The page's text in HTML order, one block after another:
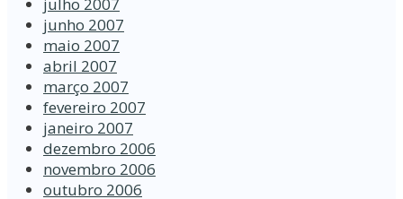
junho 2007
maio 2007
abril 2007
março 2007
fevereiro 2007
janeiro 2007
dezembro 2006
novembro 2006
outubro 2006